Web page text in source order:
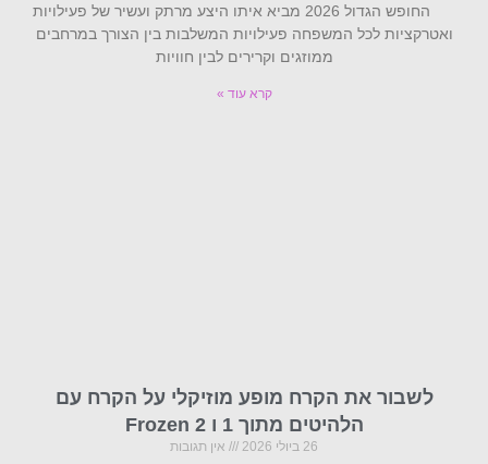
החופש הגדול 2026 מביא איתו היצע מרתק ועשיר של פעילויות
ואטרקציות לכל המשפחה פעילויות המשלבות בין הצורך במרחבים
ממוזגים וקרירים לבין חוויות
קרא עוד »
לשבור את הקרח מופע מוזיקלי על הקרח עם
הלהיטים מתוך 1 ו Frozen 2
26 ביולי 2026 אין תגובות